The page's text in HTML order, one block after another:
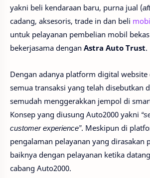
yakni beli kendaraan baru, purna jual (
cadang, aksesoris, trade in dan beli
untuk pelayanan pembelian mobil
bekerjasama dengan Astra Auto Trust.
Dengan adanya platform digital
semua transaksi yang telah disebutkan
semudah menggerakkan jempol di
Konsep yang diusung Auto2000 yakni
customer experience”. Meskipun di
pengalaman pelayanan yang dirasakan
baiknya dengan pelayanan ketika
cabang Auto2000.